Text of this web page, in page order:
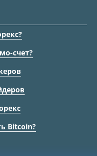
счет?
Bitcoin?